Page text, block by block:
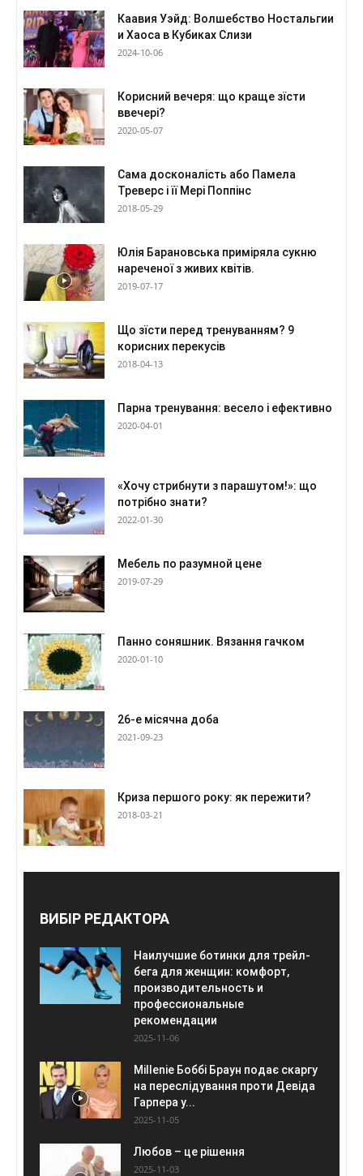
Каавия Уэйд: Волшебство Ностальгии
и Хаоса в Кубиках Слизи
2024-10-06
Корисний вечеря: що краще зїсти
ввечері?
2020-05-07
Сама досконалість або Памела
Треверс і її Мері Поппінс
2018-05-29
Юлія Барановська приміряла сукню
нареченої з живих квітів.
2019-07-17
Що зїсти перед тренуванням? 9
корисних перекусів
2018-04-13
Парна тренування: весело і ефективно
2020-04-01
«Хочу стрибнути з парашутом!»: що
потрібно знати?
2022-01-30
Мебель по разумной цене
2019-07-29
Панно соняшник. Вязання гачком
2020-01-10
26-е місячна доба
2021-09-23
Криза першого року: як пережити?
2018-03-21
ВИБІР РЕДАКТОРА
Наилучшие ботинки для трейл-
бега для женщин: комфорт,
производительность и
профессиональные
рекомендации
2025-11-06
Millenie Боббі Браун подає скаргу
на переслідування проти Девіда
Гарпера у...
2025-11-05
Любов – це рішення
2025-11-03